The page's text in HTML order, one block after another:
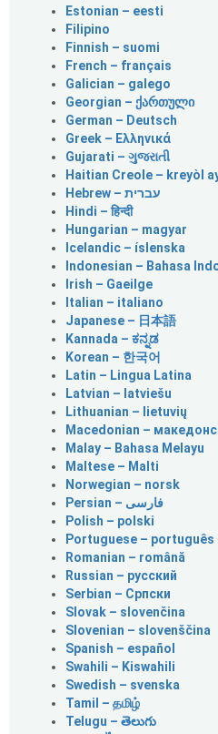
Estonian – eesti
Filipino
Finnish – suomi
French – français
Galician – galego
Georgian – ქართული
German – Deutsch
Greek – Ελληνικά
Gujarati – ગુજરાતી
Haitian Creole – kreyòl
Hindi – हिन्दी
Hungarian – magyar
Icelandic – íslenska
Indonesian – Bahasa
Irish – Gaeilge
Italian – italiano
Japanese – 日本語
Kannada – ಕನ್ನಡ
Korean – 한국어
Latin – Lingua Latina
Latvian – latviešu
Lithuanian – lietuvių
Macedonian –
Malay – Bahasa Melayu
Maltese – Malti
Norwegian – norsk
Polish – polski
Portuguese – português
Romanian – română
Russian – русский
Serbian – Српски
Slovak – slovenčina
Slovenian – slovenščina
Spanish – español
Swahili – Kiswahili
Swedish – svenska
Tamil – தமிழ்
Telugu – తెలుగు